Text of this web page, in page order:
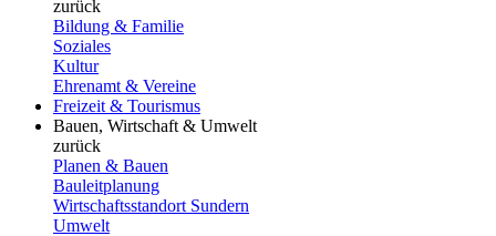
zurück
Bildung & Familie
Soziales
Kultur
Ehrenamt & Vereine
Freizeit & Tourismus
Bauen, Wirtschaft & Umwelt
zurück
Planen & Bauen
Bauleitplanung
Wirtschaftsstandort Sundern
Umwelt